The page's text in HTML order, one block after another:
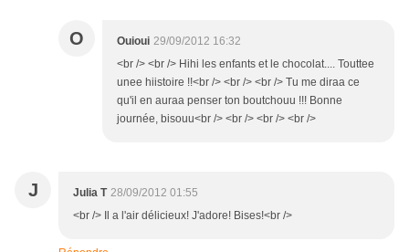
O Ouioui 29/09/2012 16:32
<br /> <br /> Hihi les enfants et le chocolat.... Touttee
unee hiistoire !!<br /> <br /> <br /> Tu me diraa ce
qu'il en auraa penser ton boutchouu !!! Bonne
journée, bisouu<br /> <br /> <br /> <br />
J Julia T 28/09/2012 01:55
<br /> Il a l'air délicieux! J'adore! Bises!<br />